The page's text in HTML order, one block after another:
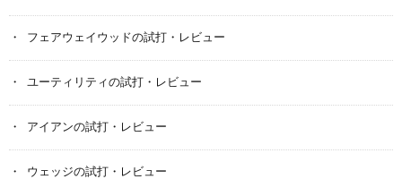
フェアウェイウッドの試打・レビュー
ユーティリティの試打・レビュー
アイアンの試打・レビュー
ウェッジの試打・レビュー